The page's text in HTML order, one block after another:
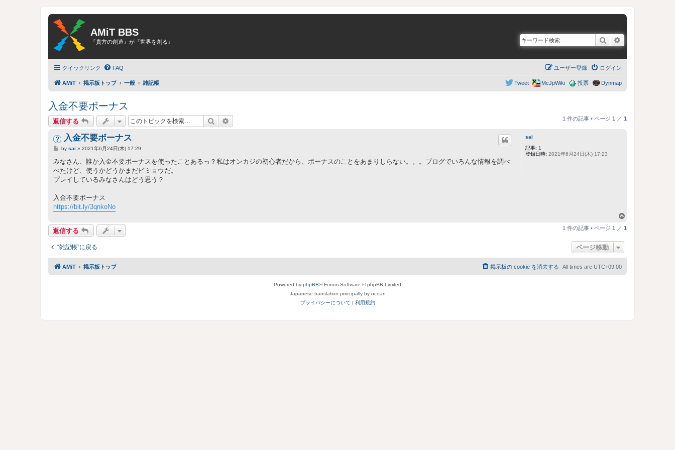
AMiT BBS
『貴方の創造』が『世界を創る』 検索
クイックリンク FAQ ログイン
ユーザー登録
AMiT 掲示板トップ 一般 雑記帳 Dynmap
投票
McJpWiki
Tweet
入金不要ボーナス
返信する 検索 1 件の記事 • ページ 1 ／ 1
sai
記事: 1
登録日時: 2021年6月24日(木) 17:23
入金不要ボーナス
投
記
事
by sai » 2021年6月24日(木) 17:29
みなさん、誰か入金不要ボーナスを使ったことあるっ？私はオンカジの初心者だから、ボーナスのことをあまりしらない。。。ブログでいろんな情報を調べ
べたけど、使うかどうかまだビミョウだ。
プレイしているみなさんはどう思う？
入金不要ボーナス
https://bit.ly/3qnkoNo
プ
返信する 1 件の記事 • ページ 1 ／ 1
“雑記帳”に戻る ページ移動
AMiT 掲示板トップ All times are UTC+09:00
掲示板の cookie を消去する
Powered by phpBB® Forum Software © phpBB Limited
Japanese translation principally by ocean
プライバシーについて | 利用規約